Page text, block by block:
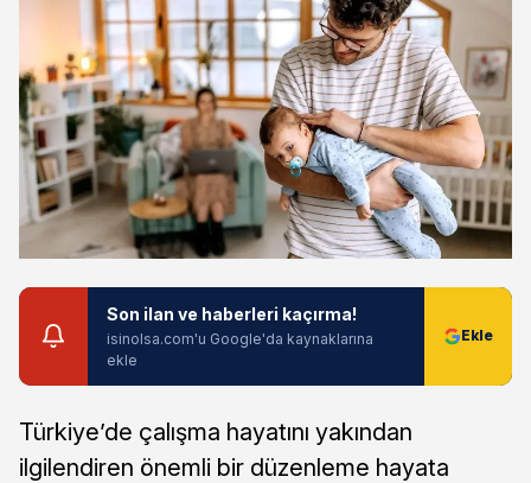
Son ilan ve haberleri kaçırma!
isinolsa.com'u Google'da kaynaklarına
ekle
Türkiye’de çalışma hayatını yakından
ilgilendiren önemli bir düzenleme hayata